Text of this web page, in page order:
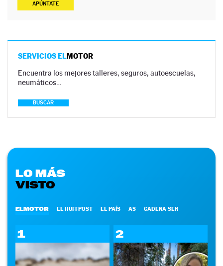
APÚNTATE
SERVICIOS ELMOTOR
Encuentra los mejores talleres, seguros, autoescuelas,
neumáticos…
BUSCAR
LO MÁS
VISTO
ELMOTOR EL HUFFPOST EL PAÍS AS CADENA SER
1 2